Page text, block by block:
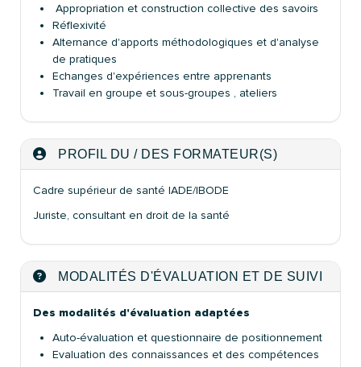
Appropriation et construction collective des savoirs
Réflexivité
Alternance d'apports méthodologiques et d'analyse
de pratiques
Echanges d'expériences entre apprenants
Travail en groupe et sous-groupes , ateliers
PROFIL DU / DES FORMATEUR(S)
Cadre supérieur de santé IADE/IBODE
Juriste, consultant en droit de la santé
MODALITÉS D'ÉVALUATION ET DE SUIVI
Des modalités d'évaluation adaptées
Auto-évaluation et questionnaire de positionnement
Evaluation des connaissances et des compétences